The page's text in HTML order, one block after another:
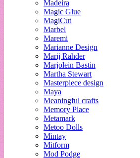
Madeira
Magic Glue
MagiCut
Marbel
Maremi
Marianne Design
Marij Rahder
Marjolein Bastin
Martha Stewart
Masterpiece design
Maya
Meaningful crafts
Memory Place
Metamark
Metoo Dolls
Mintay
Mitform
Mod Podge